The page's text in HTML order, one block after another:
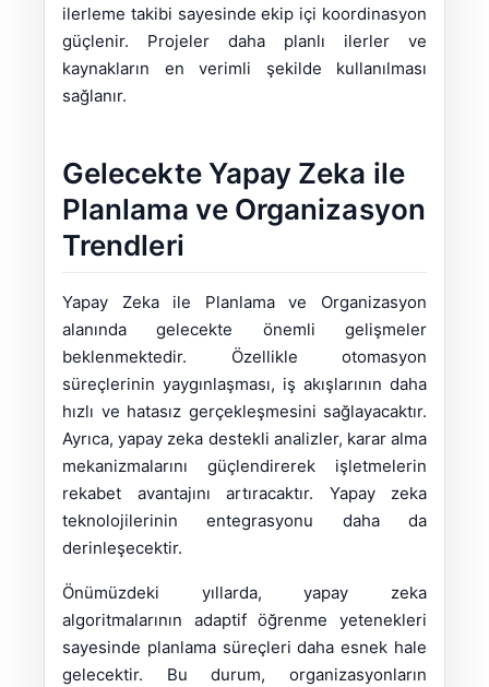
ilerleme takibi sayesinde ekip içi koordinasyon
güçlenir. Projeler daha planlı ilerler ve
kaynakların en verimli şekilde kullanılması
sağlanır.
Gelecekte Yapay Zeka ile
Planlama ve Organizasyon
Trendleri
Yapay Zeka ile Planlama ve Organizasyon
alanında gelecekte önemli gelişmeler
beklenmektedir. Özellikle otomasyon
süreçlerinin yaygınlaşması, iş akışlarının daha
hızlı ve hatasız gerçekleşmesini sağlayacaktır.
Ayrıca, yapay zeka destekli analizler, karar alma
mekanizmalarını güçlendirerek işletmelerin
rekabet avantajını artıracaktır. Yapay zeka
teknolojilerinin entegrasyonu daha da
derinleşecektir.
Önümüzdeki yıllarda, yapay zeka
algoritmalarının adaptif öğrenme yetenekleri
sayesinde planlama süreçleri daha esnek hale
gelecektir. Bu durum, organizasyonların